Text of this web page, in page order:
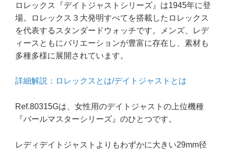
ロレックス『デイトジャストシリーズ』は1945年に登
場。ロレックス３大発明すべてを搭載したロレックス
を代表するスタンダードウォッチです。メンズ、レデ
ィースともにバリエーションが豊富に存在し、素材も
多種多様に展開されています。
詳細解説：ロレックスとは/デイトジャストとは
Ref.80315Gは、女性用のデイトジャストの上位機種
『パールマスターシリーズ』のひとつです。
レディデイトジャストよりもわずかに大きい29mm径